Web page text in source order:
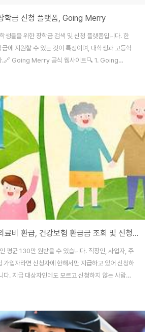
학금 신청 플랫폼, Going Merry
들을 위한 장학금 검색 및 신청 플랫폼입니다. 한
에 지원할 수 있는 것이 특징이며, 대학생과 고등학
.🔗 Going Merry 공식 웹사이트🔍 1. Going
있
장학금만 가능) 재정 지원이 필요한 학생
및 장점📍 (1)..
국민 건강보험료, 의료비 환급, 건강보험 환급금 조회 및 신청방법
평균 130만 원받을 수 있습니다. 직장인, 사업자, 주
가입자라면 신청자에 한해서만 지급하고 있어 신청하
다. 지급 대상자인데도 모르고 신청하지 않는 사람이
니 꼭 신청하셔서 환급 받으시기 바랍니다. 바로 신
가기 건강보험 환급금 이란? 1년간 낸 병원비가 본
면 이를 돌려주는 것입니다. 본인 부담금 상한액은